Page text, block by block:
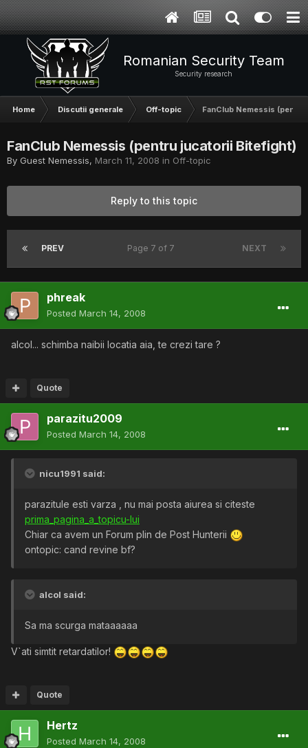
Romanian Security Team
Security research
Home Discutii generale Off-topic FanClub Nemessis
FanClub Nemessis (pentru jucatorii Bitefight)
By Guest Nemessis, March 11, 2008 in Off-topic
Reply to this topic
PREV NEXT
Page 7 of 7
phreak
Posted March 14, 2008
alcol... schimba naibii locatia aia, te crezi tare ?
Quote
parazitu2009
Posted March 14, 2008
nicu1991 said:
parazitule esti varza , nu mai posta aiurea si citeste
prima_pagina_a_topicu-lui
Chiar ca avem un Forum plin de Post Hunterii
ontopic: cand revine bf?
alcol said:
Sa ma scurga mataaaaaa
V`ati simtit retardatilor!
Quote
Hertz
Posted March 14, 2008